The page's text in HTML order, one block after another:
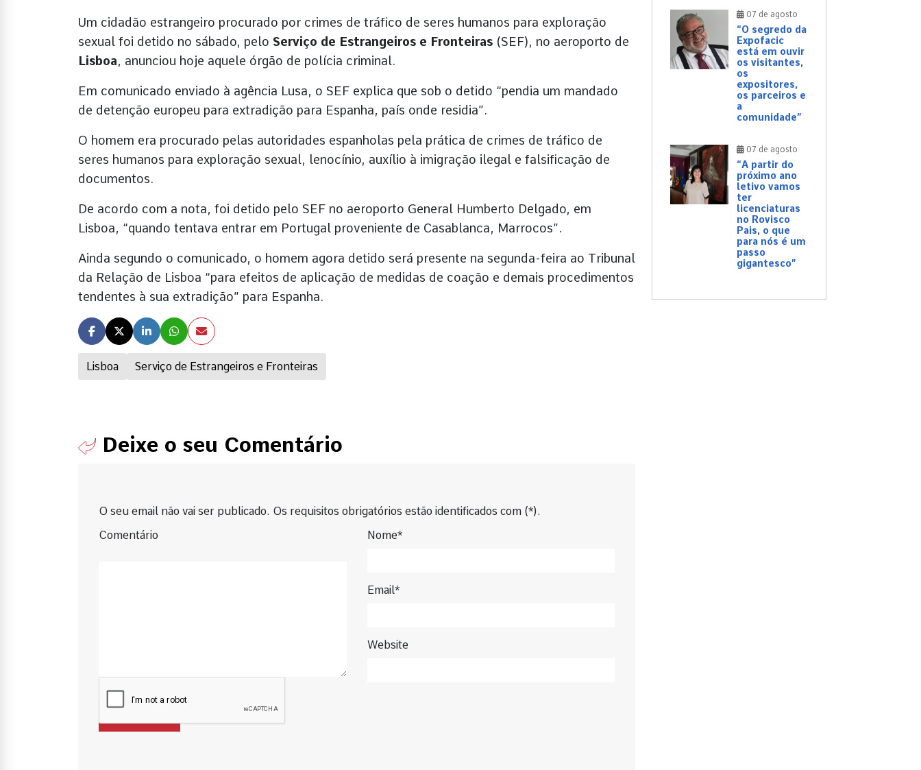
Lisboa Serviço de Estrangeiros e Fronteiras
Um cidadão estrangeiro procurado por crimes de tráfico de seres humanos para exploração
sexual foi detido no sábado, pelo Serviço de Estrangeiros e Fronteiras (SEF), no aeroporto de
Lisboa, anunciou hoje aquele órgão de polícia criminal.
Em comunicado enviado à agência Lusa, o SEF explica que sob o detido “pendia um mandado
de detenção europeu para extradição para Espanha, país onde residia”.
O homem era procurado pelas autoridades espanholas pela prática de crimes de tráfico de
seres humanos para exploração sexual, lenocínio, auxílio à imigração ilegal e falsificação de
documentos.
De acordo com a nota, foi detido pelo SEF no aeroporto General Humberto Delgado, em
Lisboa, “quando tentava entrar em Portugal proveniente de Casablanca, Marrocos”.
Ainda segundo o comunicado, o homem agora detido será presente na segunda-feira ao Tribunal
da Relação de Lisboa “para efeitos de aplicação de medidas de coação e demais procedimentos
tendentes à sua extradição” para Espanha.
Deixe o seu Comentário
O seu email não vai ser publicado. Os requisitos obrigatórios estão identificados com (*).
Comentário
Nome*
Email*
Website
07 de agosto
“O segredo da
Expofacic
está em ouvir
os visitantes,
os
expositores,
os parceiros e
a
comunidade”
07 de agosto
“A partir do
próximo ano
letivo vamos
ter
licenciaturas
no Rovisco
Pais, o que
para nós é um
passo
gigantesco”